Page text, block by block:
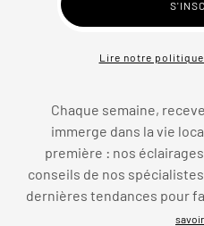
Lire notre
Chaque semaine,
immerge dans la vie
première : nos
conseils de nos
dernières tendances pour